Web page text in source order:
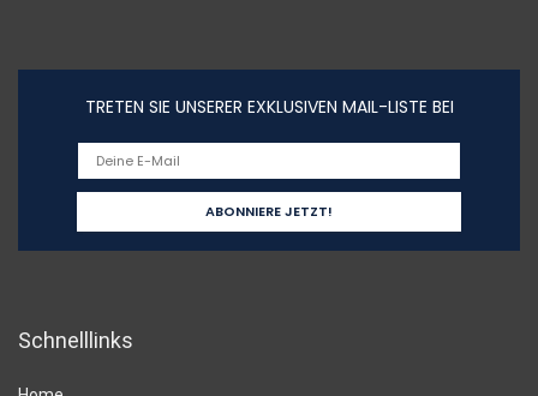
TRETEN SIE UNSERER EXKLUSIVEN MAIL-LISTE BEI
Schnelllinks